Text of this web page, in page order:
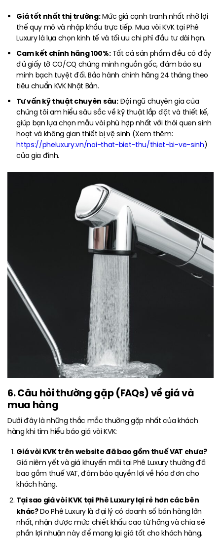
Giá tốt nhất thị trường:Mức giá cạnh tranh nhất nhờ lợi
thế quy mô và nhập khẩu trực tiếp. Mua vòi KVK tại Phê
Luxury là lựa chọn kinh tế và tối ưu chi phí đầu tư dài hạn.
Cam kết chính hãng 100%:Tất cả sản phẩm đều có đầy
đủ giấy tờ CO/CQ chứng minh nguồn gốc, đảm bảo sự
minh bạch tuyệt đối. Bảo hành chính hãng 24 tháng theo
tiêu chuẩn KVK Nhật Bản.
Tư vấn kỹ thuật chuyên sâu:Đội ngũ chuyên gia của
chúng tôi am hiểu sâu sắc về kỹ thuật lắp đặt và thiết kế,
giúp bạn lựa chọn mẫu vòi phù hợp nhất với thói quen sinh
hoạt và không gian thiết bị vệ sinh (Xem thêm:
https://pheluxury.vn/noi-that-biet-thu/thiet-bi-ve-sinh)
của gia đình.
6. Câu hỏi thường gặp (FAQs) về giá và
mua hàng
Dưới đây là những thắc mắc thường gặp nhất của khách
hàng khi tìm hiểu báo giá vòi KVK:
Giá vòi KVK trên website đã bao gồm thuế VAT chưa?
Giá niêm yết và giá khuyến mãi tại Phê Luxury thường đã
bao gồm thuế VAT, đảm bảo quyền lợi về hóa đơn cho
khách hàng.
Tại sao giá vòi KVK tại Phê Luxury lại rẻ hơn các bên
khác?Do Phê Luxury là đại lý có doanh số bán hàng lớn
nhất, nhận được mức chiết khấu cao từ hãng và chia sẻ
phần lợi nhuận này để mang lại giá tốt cho khách hàng.